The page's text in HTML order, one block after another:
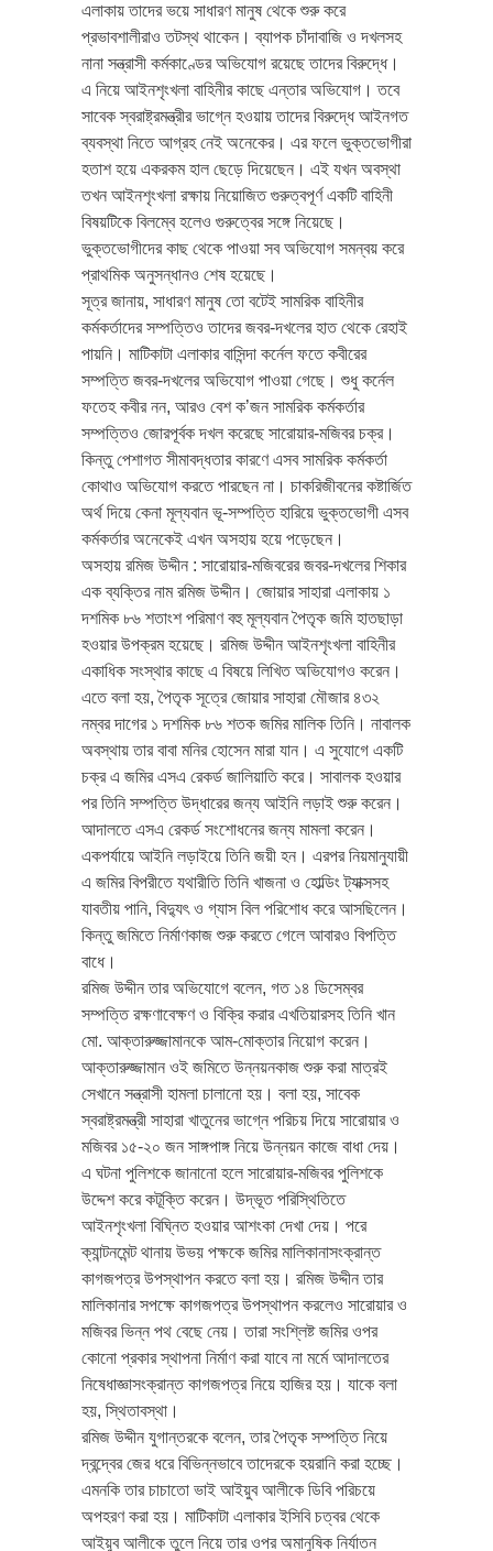
এলাকায় তাদের ভয়ে সাধারণ মানুষ থেকে শুরু করে
প্রভাবশালীরাও তটস্থ থাকেন। ব্যাপক চাঁদাবাজি ও দখলসহ
নানা সন্ত্রাসী কর্মকাণ্ডের অভিযোগ রয়েছে তাদের বিরুদ্ধে।
এ নিয়ে আইনশৃংখলা বাহিনীর কাছে এন্তার অভিযোগ। তবে
সাবেক স্বরাষ্ট্রমন্ত্রীর ভাগ্নে হওয়ায় তাদের বিরুদ্ধে আইনগত
ব্যবস্থা নিতে আগ্রহ নেই অনেকের। এর ফলে ভুক্তভোগীরা
হতাশ হয়ে একরকম হাল ছেড়ে দিয়েছেন। এই যখন অবস্থা
তখন আইনশৃংখলা রক্ষায় নিয়োজিত গুরুত্বপূর্ণ একটি বাহিনী
বিষয়টিকে বিলম্বে হলেও গুরুত্বের সঙ্গে নিয়েছে।
ভুক্তভোগীদের কাছ থেকে পাওয়া সব অভিযোগ সমন্বয় করে
প্রাথমিক অনুসন্ধানও শেষ হয়েছে।
সূত্র জানায়, সাধারণ মানুষ তো বটেই সামরিক বাহিনীর
কর্মকর্তাদের সম্পত্তিও তাদের জবর-দখলের হাত থেকে রেহাই
পায়নি। মাটিকাটা এলাকার বাসিন্দা কর্নেল ফতে কবীরের
সম্পত্তি জবর-দখলের অভিযোগ পাওয়া গেছে। শুধু কর্নেল
ফতেহ কবীর নন, আরও বেশ ক’জন সামরিক কর্মকর্তার
সম্পত্তিও জোরপূর্বক দখল করেছে সারোয়ার-মজিবর চক্র।
কিন্তু পেশাগত সীমাবদ্ধতার কারণে এসব সামরিক কর্মকর্তা
কোথাও অভিযোগ করতে পারছেন না। চাকরিজীবনের কষ্টার্জিত
অর্থ দিয়ে কেনা মূল্যবান ভূ-সম্পত্তি হারিয়ে ভুক্তভোগী এসব
কর্মকর্তার অনেকেই এখন অসহায় হয়ে পড়েছেন।
অসহায় রমিজ উদ্দীন : সারোয়ার-মজিবরের জবর-দখলের শিকার
এক ব্যক্তির নাম রমিজ উদ্দীন। জোয়ার সাহারা এলাকায় ১
দশমিক ৮৬ শতাংশ পরিমাণ বহু মূল্যবান পৈতৃক জমি হাতছাড়া
হওয়ার উপক্রম হয়েছে। রমিজ উদ্দীন আইনশৃংখলা বাহিনীর
একাধিক সংস্থার কাছে এ বিষয়ে লিখিত অভিযোগও করেন।
এতে বলা হয়, পৈতৃক সূত্রে জোয়ার সাহারা মৌজার ৪৩২
নম্বর দাগের ১ দশমিক ৮৬ শতক জমির মালিক তিনি। নাবালক
অবস্থায় তার বাবা মনির হোসেন মারা যান। এ সুযোগে একটি
চক্র এ জমির এসএ রেকর্ড জালিয়াতি করে। সাবালক হওয়ার
পর তিনি সম্পত্তি উদ্ধারের জন্য আইনি লড়াই শুরু করেন।
আদালতে এসএ রেকর্ড সংশোধনের জন্য মামলা করেন।
একপর্যায়ে আইনি লড়াইয়ে তিনি জয়ী হন। এরপর নিয়মানুযায়ী
এ জমির বিপরীতে যথারীতি তিনি খাজনা ও হোল্ডিং ট্যাক্সসহ
যাবতীয় পানি, বিদ্যুৎ ও গ্যাস বিল পরিশোধ করে আসছিলেন।
কিন্তু জমিতে নির্মাণকাজ শুরু করতে গেলে আবারও বিপত্তি
বাধে।
রমিজ উদ্দীন তার অভিযোগে বলেন, গত ১৪ ডিসেম্বর
সম্পত্তি রক্ষণাবেক্ষণ ও বিক্রি করার এখতিয়ারসহ তিনি খান
মো. আক্তারুজ্জামানকে আম-মোক্তার নিয়োগ করেন।
আক্তারুজ্জামান ওই জমিতে উন্নয়নকাজ শুরু করা মাত্রই
সেখানে সন্ত্রাসী হামলা চালানো হয়। বলা হয়, সাবেক
স্বরাষ্ট্রমন্ত্রী সাহারা খাতুনের ভাগ্নে পরিচয় দিয়ে সারোয়ার ও
মজিবর ১৫-২০ জন সাঙ্গপাঙ্গ নিয়ে উন্নয়ন কাজে বাধা দেয়।
এ ঘটনা পুলিশকে জানানো হলে সারোয়ার-মজিবর পুলিশকে
উদ্দেশ করে কটূক্তি করেন। উদ্ভূত পরিস্থিতিতে
আইনশৃংখলা বিঘ্নিত হওয়ার আশংকা দেখা দেয়। পরে
ক্যান্টনমেন্ট থানায় উভয় পক্ষকে জমির মালিকানাসংক্রান্ত
কাগজপত্র উপস্থাপন করতে বলা হয়। রমিজ উদ্দীন তার
মালিকানার সপক্ষে কাগজপত্র উপস্থাপন করলেও সারোয়ার ও
মজিবর ভিন্ন পথ বেছে নেয়। তারা সংশ্লিষ্ট জমির ওপর
কোনো প্রকার স্থাপনা নির্মাণ করা যাবে না মর্মে আদালতের
নিষেধাজ্ঞাসংক্রান্ত কাগজপত্র নিয়ে হাজির হয়। যাকে বলা
হয়, স্থিতাবস্থা।
রমিজ উদ্দীন যুগান্তরকে বলেন, তার পৈতৃক সম্পত্তি নিয়ে
দ্বন্দ্বের জের ধরে বিভিন্নভাবে তাদেরকে হয়রানি করা হচ্ছে।
এমনকি তার চাচাতো ভাই আইয়ুব আলীকে ডিবি পরিচয়ে
অপহরণ করা হয়। মাটিকাটা এলাকার ইসিবি চত্বর থেকে
আইয়ুব আলীকে তুলে নিয়ে তার ওপর অমানুষিক নির্যাতন